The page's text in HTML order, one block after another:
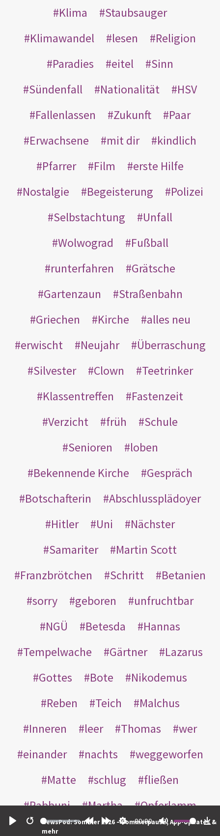
Restart
00:00
NewsPod: Sommer 2026 – Sommerpause, App-Updates &
mehr
Klima
Staubsauger
Klimawandel
lesen
Religion
Paradies
eitel
Sinn
Sündenfall
Nationalität
HSV
Fallenlassen
Zukunft
Paar
Erwachsene
mit dir
kindlich
Pfarrer
Film
erste Hilfe
Nostalgie
Begeisterung
Polizei
Selbstachtung
Unfall
Wolwograd
Fußball
runterfahren
Grätsche
Gartenzaun
Straßenbahn
Griechen
Kirche
alles neu
erwischt
Neujahr
Überraschung
Silvester
Clown
Teetrinker
Klassentreffen
Fastenzeit
Verzicht
früh
Schule
Senioren
loben
Bekennende Kirche
Gespräch
Botschafterin
Abschlussplädoyer
Hitler
Uni
Nächster
Samariter
Martin Scott
Franzbrötchen
Schritt
Betanien
sorry
geboren
unfruchtbar
NGÜ
Betesda
Hannas
Tempelwache
Gärtner
Lazarus
Gottes
Bote
Nikodemus
Reben
Teich
Malchus
Inneren
leer Thomas
wer
einander
nachts
weggeworfen
Matte
schlug
fließen
Rabbuni
Martha
Opferlamm
gewaschen
jüdischen